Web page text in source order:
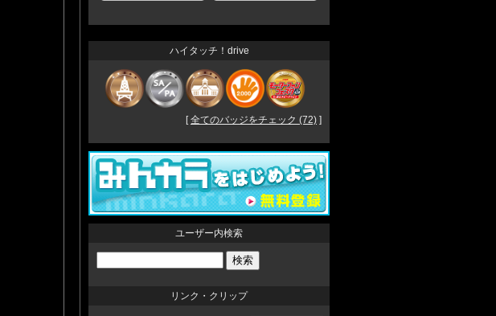
ハイタッチ！drive
[全てのバッジをチェック (72) ]
ユーザー内検索
リンク・クリップ